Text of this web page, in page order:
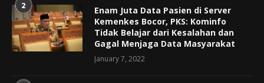
2
Enam Juta Data Pasien di Server
Kemenkes Bocor, PKS: Kominfo
Tidak Belajar dari Kesalahan dan
Gagal Menjaga Data Masyarakat
January 7, 2022